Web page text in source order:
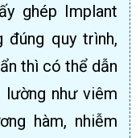
ghép Implant
đúng quy trình,
thì có thể dẫn
lường như viêm
hàm, nhiễm